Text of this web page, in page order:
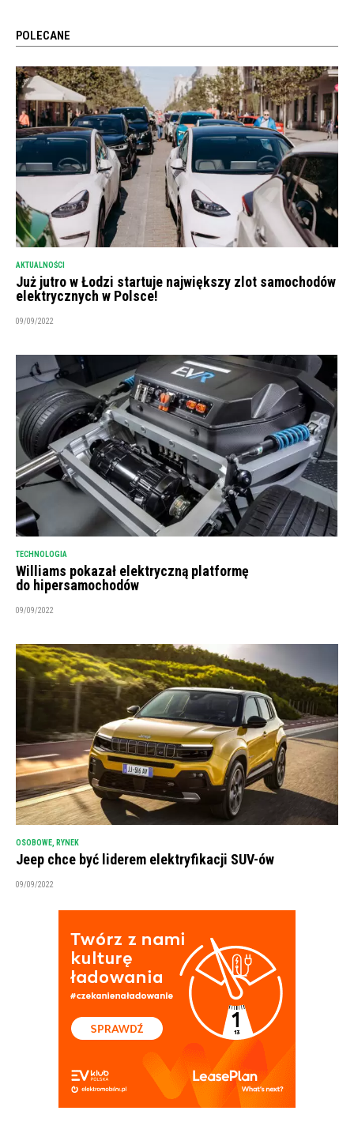
POLECANE
AKTUALNOŚCI
Już jutro w Łodzi startuje największy zlot samochodów
elektrycznych w Polsce!
09/09/2022
TECHNOLOGIA
Williams pokazał elektryczną platformę
do hipersamochodów
09/09/2022
OSOBOWE RYNEK
Jeep chce być liderem elektryfikacji SUV-ów
09/09/2022